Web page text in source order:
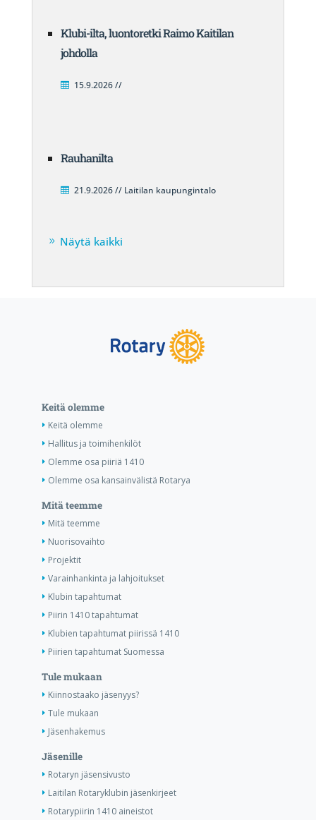
Klubi-ilta, luontoretki Raimo Kaitilan
johdolla
15.9.2026 //
Rauhanilta
21.9.2026 // Laitilan kaupungintalo
Näytä kaikki
Keitä olemme
Keitä olemme
Hallitus ja toimihenkilöt
Olemme osa piiriä 1410
Olemme osa kansainvälistä Rotarya
Mitä teemme
Mitä teemme
Nuorisovaihto
Projektit
Varainhankinta ja lahjoitukset
Klubin tapahtumat
Piirin 1410 tapahtumat
Klubien tapahtumat piirissä 1410
Piirien tapahtumat Suomessa
Tule mukaan
Kiinnostaako jäsenyys?
Tule mukaan
Jäsenhakemus
Jäsenille
Rotaryn jäsensivusto
Laitilan Rotaryklubin jäsenkirjeet
Rotarypiirin 1410 aineistot